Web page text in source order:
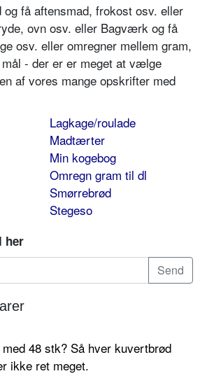
få aftensmad, frokost osv. eller
ovn osv. eller Bagværk og få
osv. eller omregner mellem gram,
- der er er meget at vælge
af vores mange opskrifter med
Lagkage/roulade
Madtærter
Min kogebog
Omregn gram til dl
Smørrebrød
Stegeso
her
48 stk? Så hver kuvertbrød
ikke ret meget.